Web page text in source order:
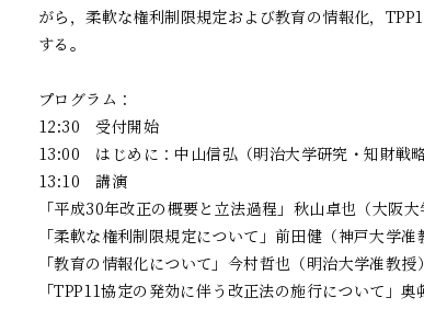
がら，柔軟な権利制限規定および教育の情報化，
する。
プログラム：
12:30　受付開始
13:00　はじめに：中山信弘（明治大学研究・知財戦
13:10　講演
「平成30年改正の概要と立法過程」秋山卓也（大阪
「柔軟な権利制限規定について」前田健（神戸大学准
「教育の情報化について」今村哲也（明治大学准教授）
「TPP11協定の発効に伴う改正法の施行について」奥